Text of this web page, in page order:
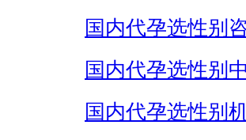
国内代孕选性别
国内代孕选性别
国内代孕选性别